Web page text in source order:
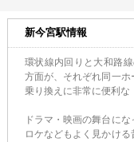
新今宮駅情報
環状線内回りと大和路
方面が、それぞれ同一
乗り換えに非常に便利な
ドラマ・映画の舞台に
ロケなどもよく見かけ